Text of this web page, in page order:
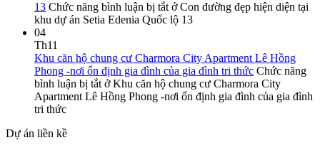
13 Chức năng bình luận bị tắt ở Con đường đẹp hiện diện tại
khu dự án Setia Edenia Quốc lộ 13
04
Th11
Khu căn hộ chung cư Charmora City Apartment Lê Hồng
Phong -nơi ổn định gia đình của gia đình tri thức Chức năng
bình luận bị tắt ở Khu căn hộ chung cư Charmora City
Apartment Lê Hồng Phong -nơi ổn định gia đình của gia đình
tri thức
Dự án liền kề